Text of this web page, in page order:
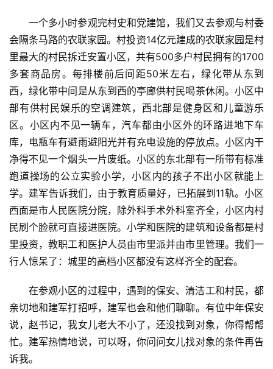
一个多小时参观完村史和党建馆，我们又去参观与村委
会隔条马路的农联家园。村投资14亿元建成的农联家园是村
里最大的村民拆迁安置小区，共有500多户村民拥有的1700
多套商品房。每排楼前后间距50米左右，绿化带从东到
西，绿化带中间是从东到西的亭廊供村民喝茶休闲。小区中
部有供村民娱乐的空调建筑，西北部是健身区和儿童游乐
区。小区内不见一辆车，汽车都由小区外的环路进地下车
库，电瓶车有避雨避阳光并有充电设施的停放点。小区内干
净得不见一个烟头一片废纸。小区的东北部有一所带有标准
跑道操场的公立实验小学，小区内的孩子不出小区就能上
学。建军告诉我们，由于教育质量好，已拓展到11轨。小区
西面是市人民医院分院，除外科手术外科室齐全，小区内村
民刷个脸就可直接进医院。小学和医院的建筑和设备都是村
里投资，教职工和医护人员由市里派并由市里管理。我们一
行人惊呆了：城里的高档小区都没有这样齐全的配套。
在参观小区的过程中，遇到的保安、清洁工和村民，都
亲切地和建军打招呼，建军也会和他们聊聊。有位中年保安
说，赵书记，我女儿老大不小了，还没找到对象，你得帮帮
忙。建军热情地说，可以呀，你问问女儿找对象的条件再告
诉我。